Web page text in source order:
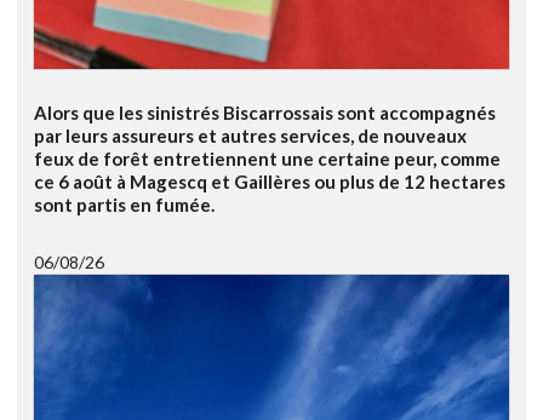
Alors que les sinistrés Biscarrossais sont accompagnés
par leurs assureurs et autres services, de nouveaux
feux de forêt entretiennent une certaine peur, comme
ce 6 août à Magescq et Gaillères ou plus de 12 hectares
sont partis en fumée.
06/08/26